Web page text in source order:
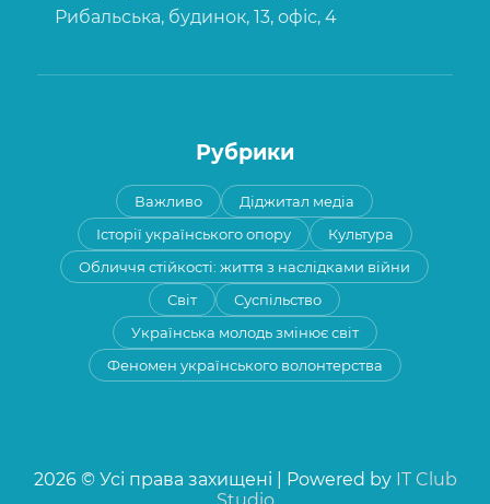
Рибальська, будинок, 13, офіс, 4
Рубрики
Важливо
Діджитал медіа
Історії українського опору
Культура
Обличчя стійкості: життя з наслідками війни
Світ
Суспільство
Українська молодь змінює світ
Феномен українського волонтерства
2026 © Усі права захищені | Powered by IT Club